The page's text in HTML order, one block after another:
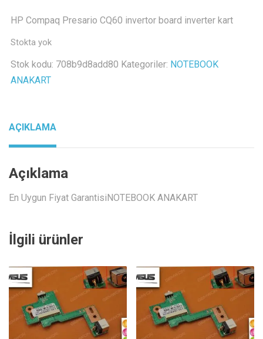
HP Compaq Presario CQ60 invertor board inverter kart
Stokta yok
Stok kodu: 708b9d8add80 Kategoriler: NOTEBOOK
ANAKART
AÇIKLAMA
Açıklama
En Uygun Fiyat GarantisiNOTEBOOK ANAKART
İlgili ürünler